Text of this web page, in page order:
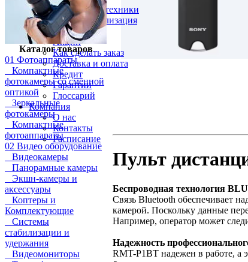
Прокат фототехники
Выкуп и реализация
Покупателям
Акции
Как сделать заказ
Доставка и оплата
Кредит
Гарантии
Глоссарий
Компания
О нас
Контакты
Расписание
Каталог товаров
01 Фотоаппараты
Компактные
фотокамеры со сменной
оптикой
Зеркальные
фотокамеры
Компактные
фотоаппараты
02 Видео оборудование
Видеокамеры
Панорамные камеры
Экшн-камеры и
аксессуары
Коптеры и
Комплектующие
Системы
стабилизации и
удержания
Видеомониторы
Пульт
Беспроводная технология
Связь Bluetooth обеспечивает
камерой. Поскольку данные
Например, оператор может
Надежность
RMT-P1BT надежен в работе, а